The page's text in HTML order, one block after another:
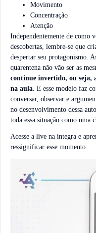
Movimento
Concentração
Atenção
Independentemente de como
descobertas, lembre-se que
despertar seu protagonismo.
quarentena não vão ser as
continue invertido, ou seja,
na aula . E esse modelo faz
conversar, observar e
no desenvolvimento dessa
toda essa situação como uma
Acesse a live na íntegra e
ressignificar esse momento: